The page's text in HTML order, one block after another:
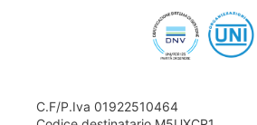
C.F/P.Iva 01922510464